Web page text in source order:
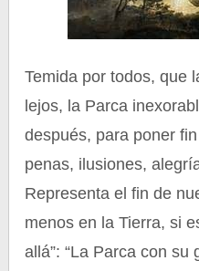
Temida por todos, que
lejos, la Parca
después, para poner
penas, ilusiones,
Representa el fin de
menos en la Tierra, si
allá”: “La Parca con su